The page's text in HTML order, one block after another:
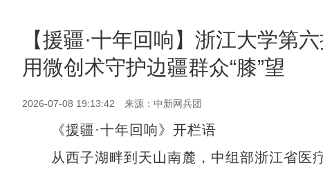
【援疆·十年回响】浙江大学第
用微创术守护边疆群众“膝”望
2026-07-08 19:13:42 来源：中新网兵团
《援疆·十年回响》开栏语
从西子湖畔到天山南麓，中组部浙江省医疗